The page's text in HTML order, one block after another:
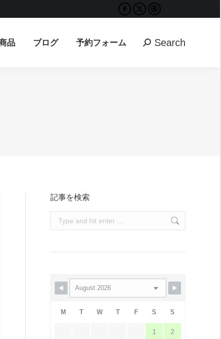
Facebook
X
opens
Dribbble
opens
品 ブログ 予約フォーム Search:Search
記事を検索
Search:
M T W T F S S
1 2
ブログ 予約フォーム Search:
Search